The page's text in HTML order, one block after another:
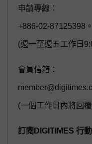
申請專線：
+886-02-87125398。
(週一至週五工作日
會員信箱：
(一個工作日內將回
訂閱DIGITIMES 行